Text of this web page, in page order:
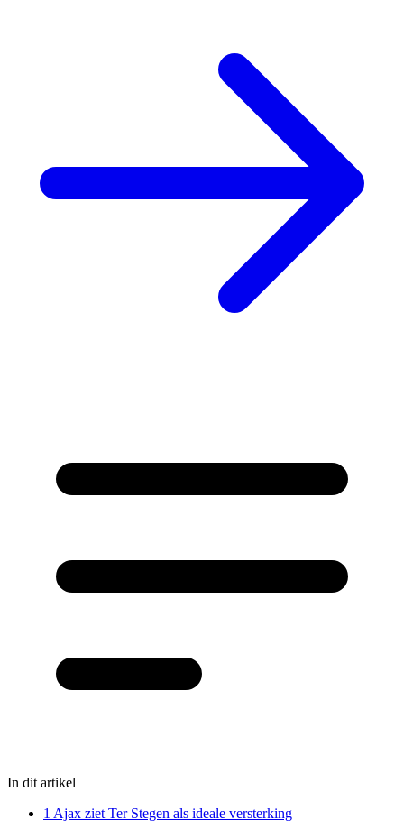
In dit artikel
1 Ajax ziet Ter Stegen als ideale versterking